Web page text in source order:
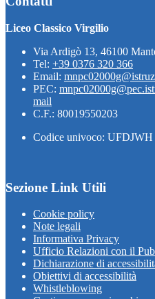
Liceo Classico Virgilio
Via Ardigò 13, 46100
Tel: +39 0376 320 366
Email:
PEC:
mail
C.F.: 80019550203
Codice univoco: UFDJWH
Sezione Link Utili
Cookie policy
Note legali
Informativa Privacy
Ufficio Relazioni con il
Dichiarazione di
Obiettivi di accessibilità
Whistleblowing